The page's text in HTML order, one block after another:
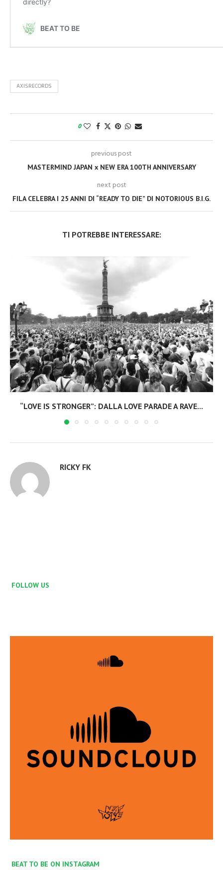
AXISRECORDS
0
previous post
MASTERMIND JAPAN x NEW ERA 100TH ANNIVERSARY
next post
FILA CELEBRA I 25 ANNI DI “READY TO DIE” DI NOTORIOUS B.I.G.
TI POTREBBE INTERESSARE:
“LOVE IS STRONGER”: DALLA LOVE PARADE A RAVE...
RICKY FK
FOLLOW US
BEAT TO BE ON INSTAGRAM